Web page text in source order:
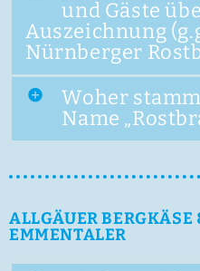
und Gäste
Auszeichnung
Nürnberger
Woher
Name
ALLGÄUER BERGKÄSE
EMMENTALER